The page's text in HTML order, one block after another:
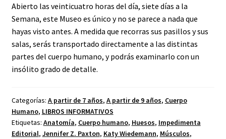
Abierto las veinticuatro horas del día, siete días a la
Semana, este Museo es único y no se parece a nada que
hayas visto antes. A medida que recorras sus pasillos y sus
salas, serás transportado directamente a las distintas
partes del cuerpo humano, y podrás examinarlo con un
insólito grado de detalle.
Categorías: A partir de 7 años, A partir de 9 años, Cuerpo
Humano, LIBROS INFORMATIVOS
Etiquetas: Anatomía, Cuerpo humano, Huesos, Impedimenta
Editorial, Jennifer Z. Paxton, Katy Wiedemann, Músculos,